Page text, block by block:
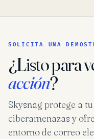
SOLICITA UNA
¿Listo para
acción?
Skysnag protege a
ciberamenazas y
entorno de correo